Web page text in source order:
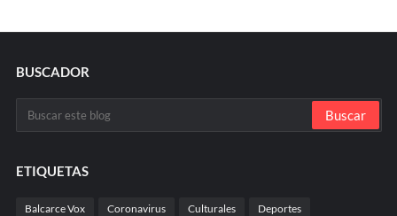
BUSCADOR
ETIQUETAS
Balcarce Vox Coronavirus Culturales Deportes